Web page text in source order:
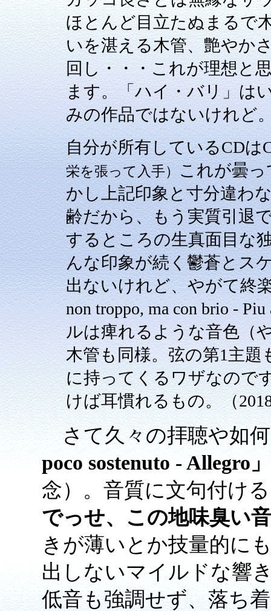
ほとんど目立たぬまるで
いを湛える木管、艶やか
回し・・・これが理想と
ます。「ハイ・バリ」は
みの作品ではないけれど
自分が所有しているCDは
栄を張って入手）これが曇
かし上記印象と寸分違わ
齢だから、もう実質引退
するところの生真面目な
んな印象が続く鬱蒼とス
出ないけれど、やがて終
non troppo, ma con brio -
ルは痺れるような音色（
木管も同様。弦の第1主
に持ってくるワザなので
けば耳慣れるもの。（
さて久々の拝聴や如何
poco sostenuto - Allegro」
念）。音質に文句付け
でっせ、この地味臭い
きが薄いとか技量的に
出しないマイルドな響
低音も強調せず、落ち